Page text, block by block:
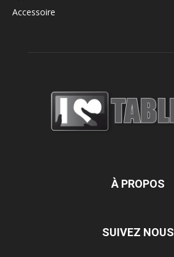
Accessoire
À PROPOS
SUIVEZ NOUS